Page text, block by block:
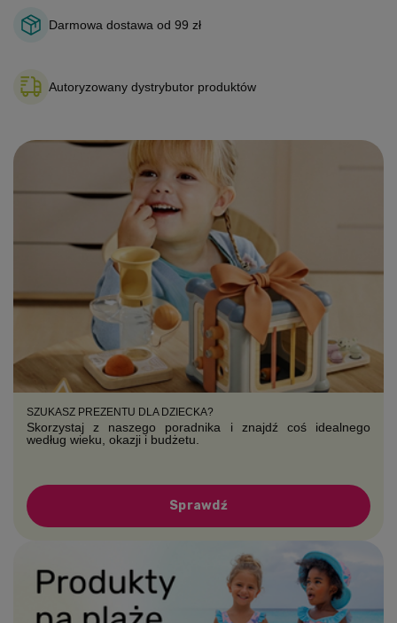
Darmowa dostawa od 99 zł
Autoryzowany dystrybutor produktów
SZUKASZ PREZENTU DLA DZIECKA?
Skorzystaj z naszego poradnika i znajdź coś idealnego
według wieku, okazji i budżetu.
Sprawdź